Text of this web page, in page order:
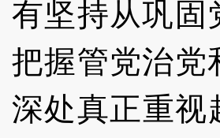
有坚持从巩固
把握管党治党
深处真正重视